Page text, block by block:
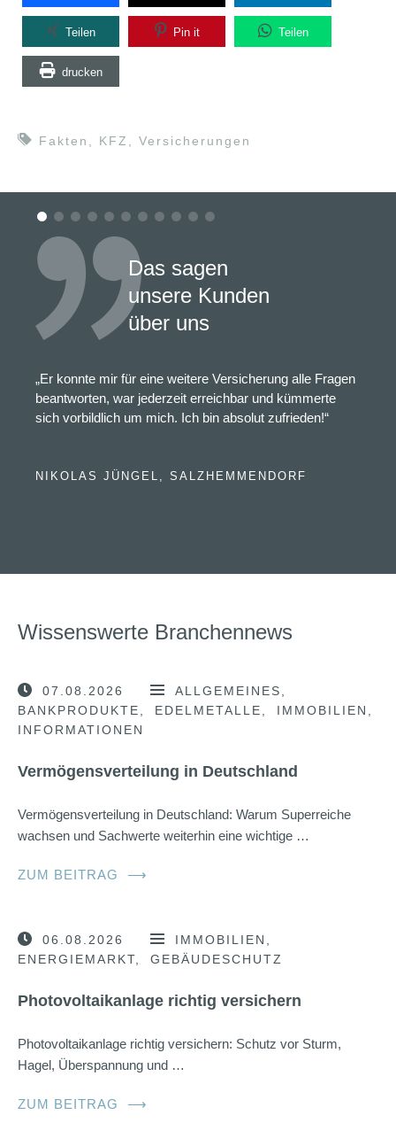
Teilen Pin it Teilen
drucken
Fakten KFZ Versicherungen
Das sagen
unsere Kunden
über uns
„Er konnte mir für eine weitere Versicherung alle Fragen
beantworten, war jederzeit erreichbar und kümmerte
sich vorbildlich um mich. Ich bin absolut zufrieden!“
NIKOLAS JÜNGEL, SALZHEMMENDORF
Wissenswerte Branchennews
07.08.2026
ALLGEMEINES
BANKPRODUKTE
EDELMETALLE
IMMOBILIEN
INFORMATIONEN
Vermögensverteilung in Deutschland
Vermögensverteilung in Deutschland: Warum Superreiche
wachsen und Sachwerte weiterhin eine wichtige …
ZUM BEITRAG ⟶
06.08.2026
IMMOBILIEN
ENERGIEMARKT
GEBÄUDESCHUTZ
Photovoltaikanlage richtig versichern
Photovoltaikanlage richtig versichern: Schutz vor Sturm,
Hagel, Überspannung und …
ZUM BEITRAG ⟶